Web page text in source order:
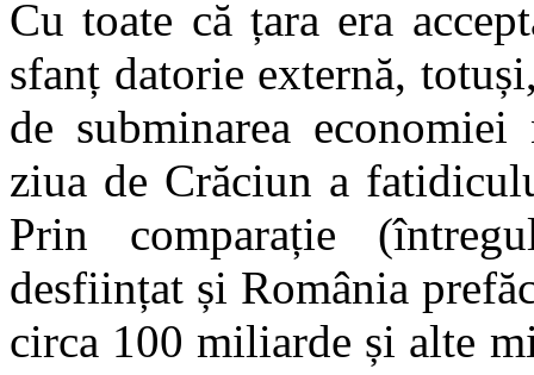
Cu toate că țara era
sfanț datorie externă,
de subminarea
ziua de Crăciun a
Prin comparație
desființat și România
circa 100 miliarde și alte